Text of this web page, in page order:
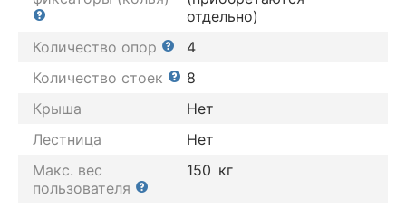
отдельно)
Количество опор
4
Количество стоек
8
Крыша
Нет
Лестница
Нет
Макс. вес
пользователя
150 кг